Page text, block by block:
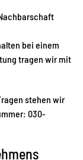
bei einem
tragen wir mit
stehen wir
030-